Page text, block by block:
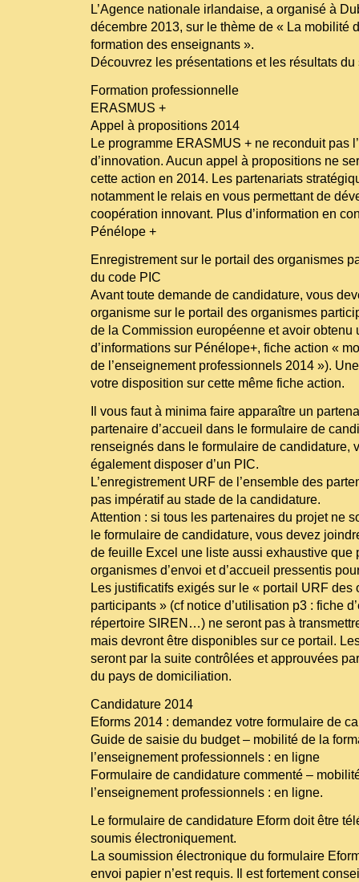
L’Agence nationale irlandaise, a organisé à
décembre 2013, sur le thème de « La mobilité
formation des enseignants ».
Découvrez les présentations et les résultats
Formation professionnelle
ERASMUS +
Appel à propositions 2014
Le programme ERASMUS + ne reconduit pas
d’innovation. Aucun appel à propositions ne
cette action en 2014. Les partenariats
notamment le relais en vous permettant de
coopération innovant. Plus d’information en
Pénélope +
Enregistrement sur le portail des organismes
du code PIC
Avant toute demande de candidature, vous
organisme sur le portail des organismes
de la Commission européenne et avoir obtenu
d’informations sur Pénélope+, fiche action «
de l’enseignement professionnels 2014 »).
votre disposition sur cette même fiche action.
Il vous faut à minima faire apparaître un
partenaire d’accueil dans le formulaire de
renseignés dans le formulaire de candidature,
également disposer d’un PIC.
L’enregistrement URF de l’ensemble des
pas impératif au stade de la candidature.
Attention : si tous les partenaires du projet ne
le formulaire de candidature, vous devez
de feuille Excel une liste aussi exhaustive que
organismes d’envoi et d’accueil pressentis
Les justificatifs exigés sur le « portail URF des
participants » (cf notice d’utilisation p3 : fiche
répertoire SIREN…) ne seront pas à
mais devront être disponibles sur ce portail.
seront par la suite contrôlées et approuvées
du pays de domiciliation.
Candidature 2014
Eforms 2014 : demandez votre formulaire de
Guide de saisie du budget – mobilité de la
l’enseignement professionnels : en ligne
Formulaire de candidature commenté –
l’enseignement professionnels : en ligne.
Le formulaire de candidature Eform doit être
soumis électroniquement.
La soumission électronique du formulaire
envoi papier n’est requis. Il est fortement